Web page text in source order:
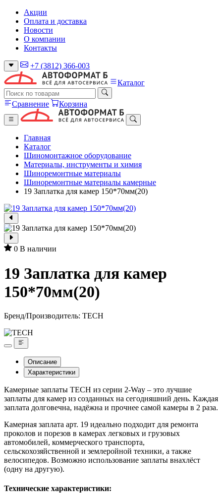
Акции
Оплата и доставка
Новости
О компании
Контакты
+7 (3812) 366-003
Каталог
Сравнение Корзина
Главная
Каталог
Шиномонтажное оборудование
Материалы, инструменты и химия
Шиноремонтные материалы
Шиноремонтные материалы камерные
19 Заплатка для камер 150*70мм(20)
0 В наличии
19 Заплатка для камер
150*70мм(20)
Бренд/Производитель: TECH
Описание
Характеристики
Камерные заплаты TECH из серии 2-Way – это лучшие
заплаты для камер из созданных на сегодняшний день. Каждая
заплата долговечна, надёжна и прочнее самой камеры в 2 раза.
Камерная заплата арт. 19 идеально подходит для ремонта
проколов и порезов в камерах легковых и грузовых
автомобилей, коммерческого транспорта,
сельскохозяйственной и землеройной техники, а также
велосипедов. Возможно использование заплаты внахлёст
(одну на другую).
Технические характеристики: